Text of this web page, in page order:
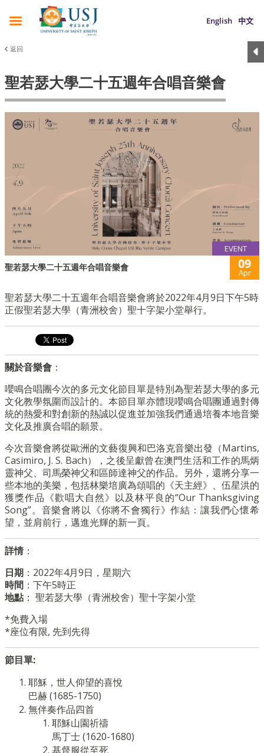
English 中文
返回
聖若瑟大學二十五週年合唱音樂會
EVENT
聖若瑟大學二十五週年合唱音樂會 09
Apr
聖若瑟大學二十五週年合唱音樂會將於2022年4月9日下午5時
正假聖若瑟大學（青洲校舍）聖十字架小堂舉行。
關於音樂會 ：
嚶鳴合唱團今次的多元文化節目單是特別為聖若瑟大學的多元
文化教學氛圍而設計的。本節目單亦體現嚶鳴合唱團通過對傳
統的熱愛和對創新的熱誠以促進並加強我們通過培養本地音樂
文化及推廣合唱的願景。
今次音樂會將從歐洲的文藝復興和巴洛克音樂出發（Martins,
Casimiro, J. S. Bach），之後呈獻曾在澳門生活和工作的馬炳
靈神父、司馬榮神父和區師達神父的作品。另外，還將分享一
些本地的美樂，包括林樂培廣為頌唱的《天主經》、伍星洪的
獲獎作品《歡唱大自然》以及林平良的“Our Thanksgiving
Song”。音樂會將以《你將不會獨行》作結：讓我們心懷希
望，並肩前行，邁進光輝的新一頁。
詳情：
日期 ： 2022年4月9日，星期六
時間 ： 下午5時正
地點 ： 聖若瑟大學（青洲校舍）聖十字架小堂
*免費入場
*座位有限, 先到先得
節目單:
耶穌，世人仰望的喜悅
巴赫 (1685-1750)
無伴奏作品四首
耶穌山園祈禱
馬丁士 (1620-1680)
基督服從至死